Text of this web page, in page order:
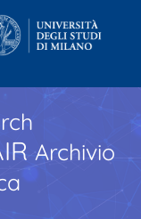
Archivio